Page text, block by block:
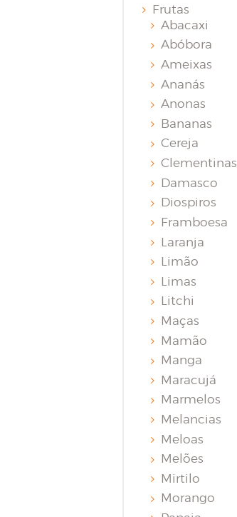
Frutas
Abacaxi
Abóbora
Ameixas
Ananás
Anonas
Bananas
Cereja
Clementinas
Damasco
Diospiros
Framboesa
Laranja
Limão
Limas
Litchi
Maças
Mamão
Manga
Maracujá
Marmelos
Melancias
Meloas
Melões
Mirtilo
Morango